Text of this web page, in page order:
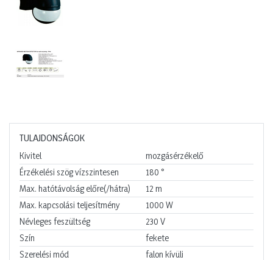
TULAJDONSÁGOK
Kivitel
mozgásérzékelő
Érzékelési szög vízszintesen
180 °
Max. hatótávolság előre(/hátra)
12 m
Max. kapcsolási teljesítmény
1000 W
Névleges feszültség
230 V
Szín
fekete
Szerelési mód
falon kívüli